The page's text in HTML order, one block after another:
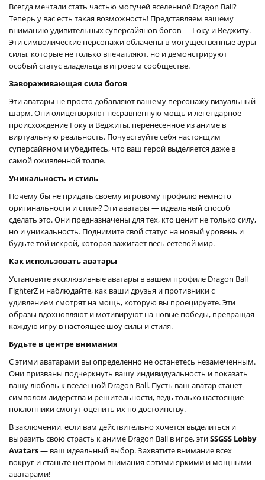
Всегда мечтали стать частью могучей вселенной Dragon Ball?
Теперь у вас есть такая возможность! Представляем вашему
вниманию удивительных суперсайянов-богов — Гоку и Веджиту.
Эти символические персонажи облачены в могущественные ауры
силы, которые не только впечатляют, но и демонстрируют
особый статус владельца в игровом сообществе.
Завораживающая сила богов
Эти аватары не просто добавляют вашему персонажу визуальный
шарм. Они олицетворяют несравненную мощь и легендарное
происхождение Гоку и Веджиты, перенесенное из аниме в
виртуальную реальность. Почувствуйте себя настоящим
суперсайяном и убедитесь, что ваш герой выделяется даже в
самой оживленной толпе.
Уникальность и стиль
Почему бы не придать своему игровому профилю немного
оригинальности и стиля? Эти аватары — идеальный способ
сделать это. Они предназначены для тех, кто ценит не только силу,
но и уникальность. Поднимите свой статус на новый уровень и
будьте той искрой, которая зажигает весь сетевой мир.
Как использовать аватары
Установите эксклюзивные аватары в вашем профиле Dragon Ball
FighterZ и наблюдайте, как ваши друзья и противники с
удивлением смотрят на мощь, которую вы проецируете. Эти
образы вдохновляют и мотивируют на новые победы, превращая
каждую игру в настоящее шоу силы и стиля.
Будьте в центре внимания
С этими аватарами вы определенно не останетесь незамеченным.
Они призваны подчеркнуть вашу индивидуальность и показать
вашу любовь к вселенной Dragon Ball. Пусть ваш аватар станет
символом лидерства и решительности, ведь только настоящие
поклонники смогут оценить их по достоинству.
В заключении, если вам действительно хочется выделиться и
выразить свою страсть к аниме Dragon Ball в игре, этиSSGSS Lobby
Avatars— ваш идеальный выбор. Захватите внимание всех
вокруг и станьте центром внимания с этими яркими и мощными
аватарами!